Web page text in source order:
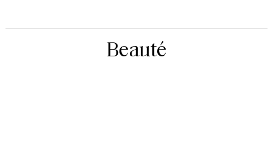
Beauté